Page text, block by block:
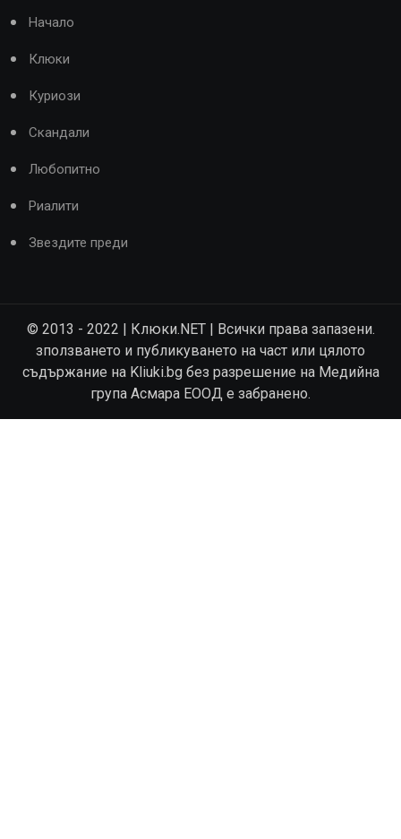
Начало
Клюки
Куриози
Скандали
Любопитно
Риалити
Звездите преди
© 2013 - 2022 | Клюки.NET | Всички права запазени.
зползването и публикуването на част или цялото
съдържание на Kliuki.bg без разрешение на Медийна
група Асмара ЕООД е забранено.